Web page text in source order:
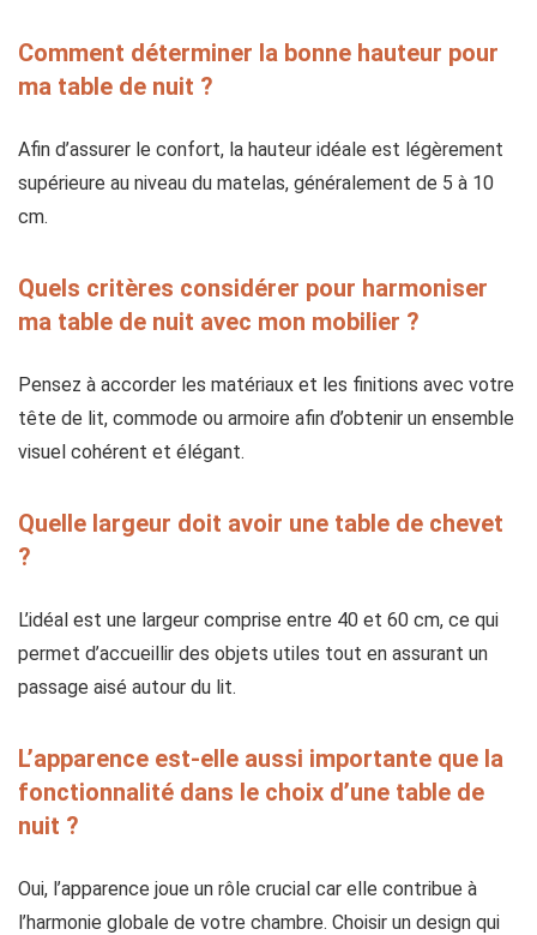
Comment déterminer la bonne hauteur pour
ma table de nuit ?
Afin d’assurer le confort, la hauteur idéale est légèrement
supérieure au niveau du matelas, généralement de 5 à 10
cm.
Quels critères considérer pour harmoniser
ma table de nuit avec mon mobilier ?
Pensez à accorder les matériaux et les finitions avec votre
tête de lit, commode ou armoire afin d’obtenir un ensemble
visuel cohérent et élégant.
Quelle largeur doit avoir une table de chevet
?
L’idéal est une largeur comprise entre 40 et 60 cm, ce qui
permet d’accueillir des objets utiles tout en assurant un
passage aisé autour du lit.
L’apparence est-elle aussi importante que la
fonctionnalité dans le choix d’une table de
nuit ?
Oui, l’apparence joue un rôle crucial car elle contribue à
l’harmonie globale de votre chambre. Choisir un design qui